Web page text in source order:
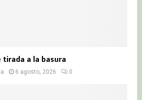
a la basura
6 agosto, 2026 0